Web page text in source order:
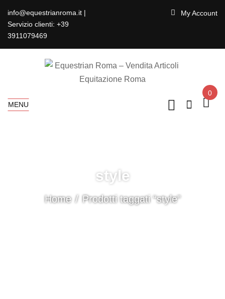
info@equestrianroma.it |
Servizio clienti: +39
3911079469
My Account
MENU
0
style
Home Prodotti taggati “style”